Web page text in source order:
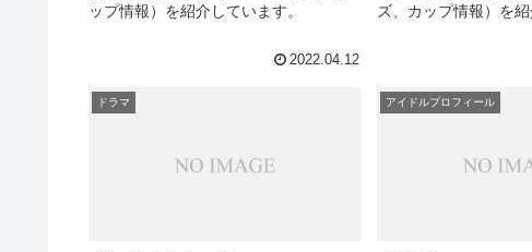
ップ情報）を紹介しています。
2022.04.12
ズ、カップ情報）を紹
ドラマ アイドルプロフィール